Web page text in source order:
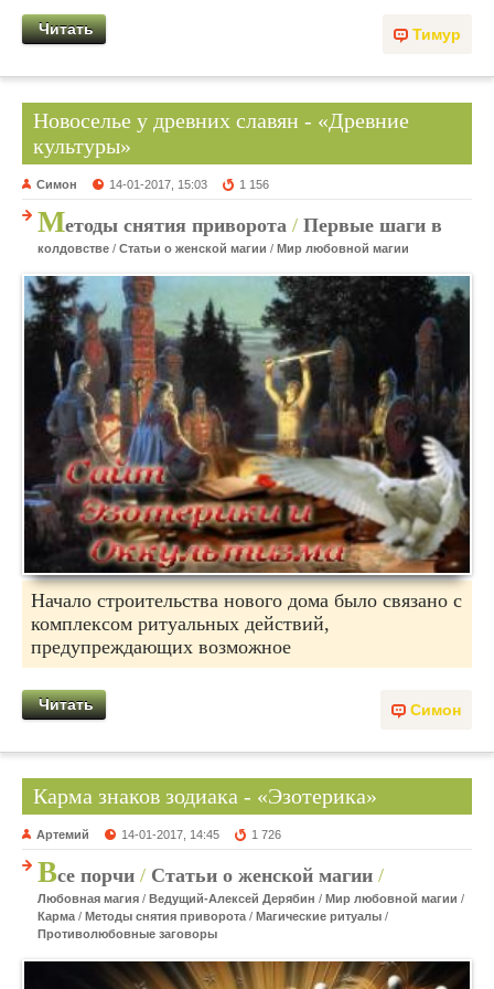
Тимур
Читать
Новоселье у древних славян - «Древние
культуры»
Симон 14-01-2017, 15:03 1 156
Методы снятия приворота / Первые шаги в
колдовстве / Статьи о женской магии / Мир любовной магии
Начало строительства нового дома было связано с
комплексом ритуальных действий,
предупреждающих возможное
Симон
Читать
Карма знаков зодиака - «Эзотерика»
Артемий 14-01-2017, 14:45 1 726
Все порчи / Статьи о женской магии /
Любовная магия / Ведущий-Алексей Дерябин / Мир любовной магии /
Карма / Методы снятия приворота / Магические ритуалы /
Противолюбовные заговоры